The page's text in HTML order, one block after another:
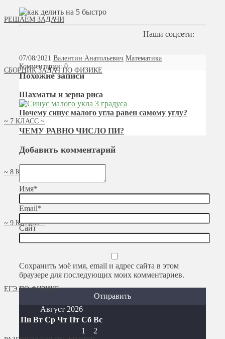
РЕШАЕМ ЗАДАЧИ
СБОРНИК ЗАДАЧ ПО ФИЗИКЕ
~ 7 КЛАСС ~
~ 8 КЛАСС ~
~ 9 КЛАСС ~
ЕГЭ ПО ФИЗИКЕ
Наши соцсети:
07/08/2021 Валентин Анатольевич Математика
Комментарии: 0
Похожие записи
Шахматы и зерна риса
Почему синус малого угла равен самому углу?
ЧЕМУ РАВНО ЧИСЛО ПИ?
Добавить комментарий
Имя*
Email*
Сайт
Сохранить моё имя, email и адрес сайта в этом
браузере для последующих моих комментариев.
Август 2026
Пн Вт Ср Чт Пт Сб Вс
1
2